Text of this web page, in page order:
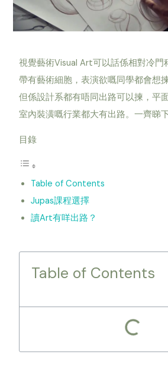
視覺藝術Visual Art可以話係相對冷門
帶有藝術細胞，表演欲嘅同學都會想
但係設計系都有唔同出路可以揀，平
室內裝潢嘅行業都大有出路。一齊睇
目錄
Table of Contents
Jupas課程選擇
讀Art有咩出路？
Table of Contents